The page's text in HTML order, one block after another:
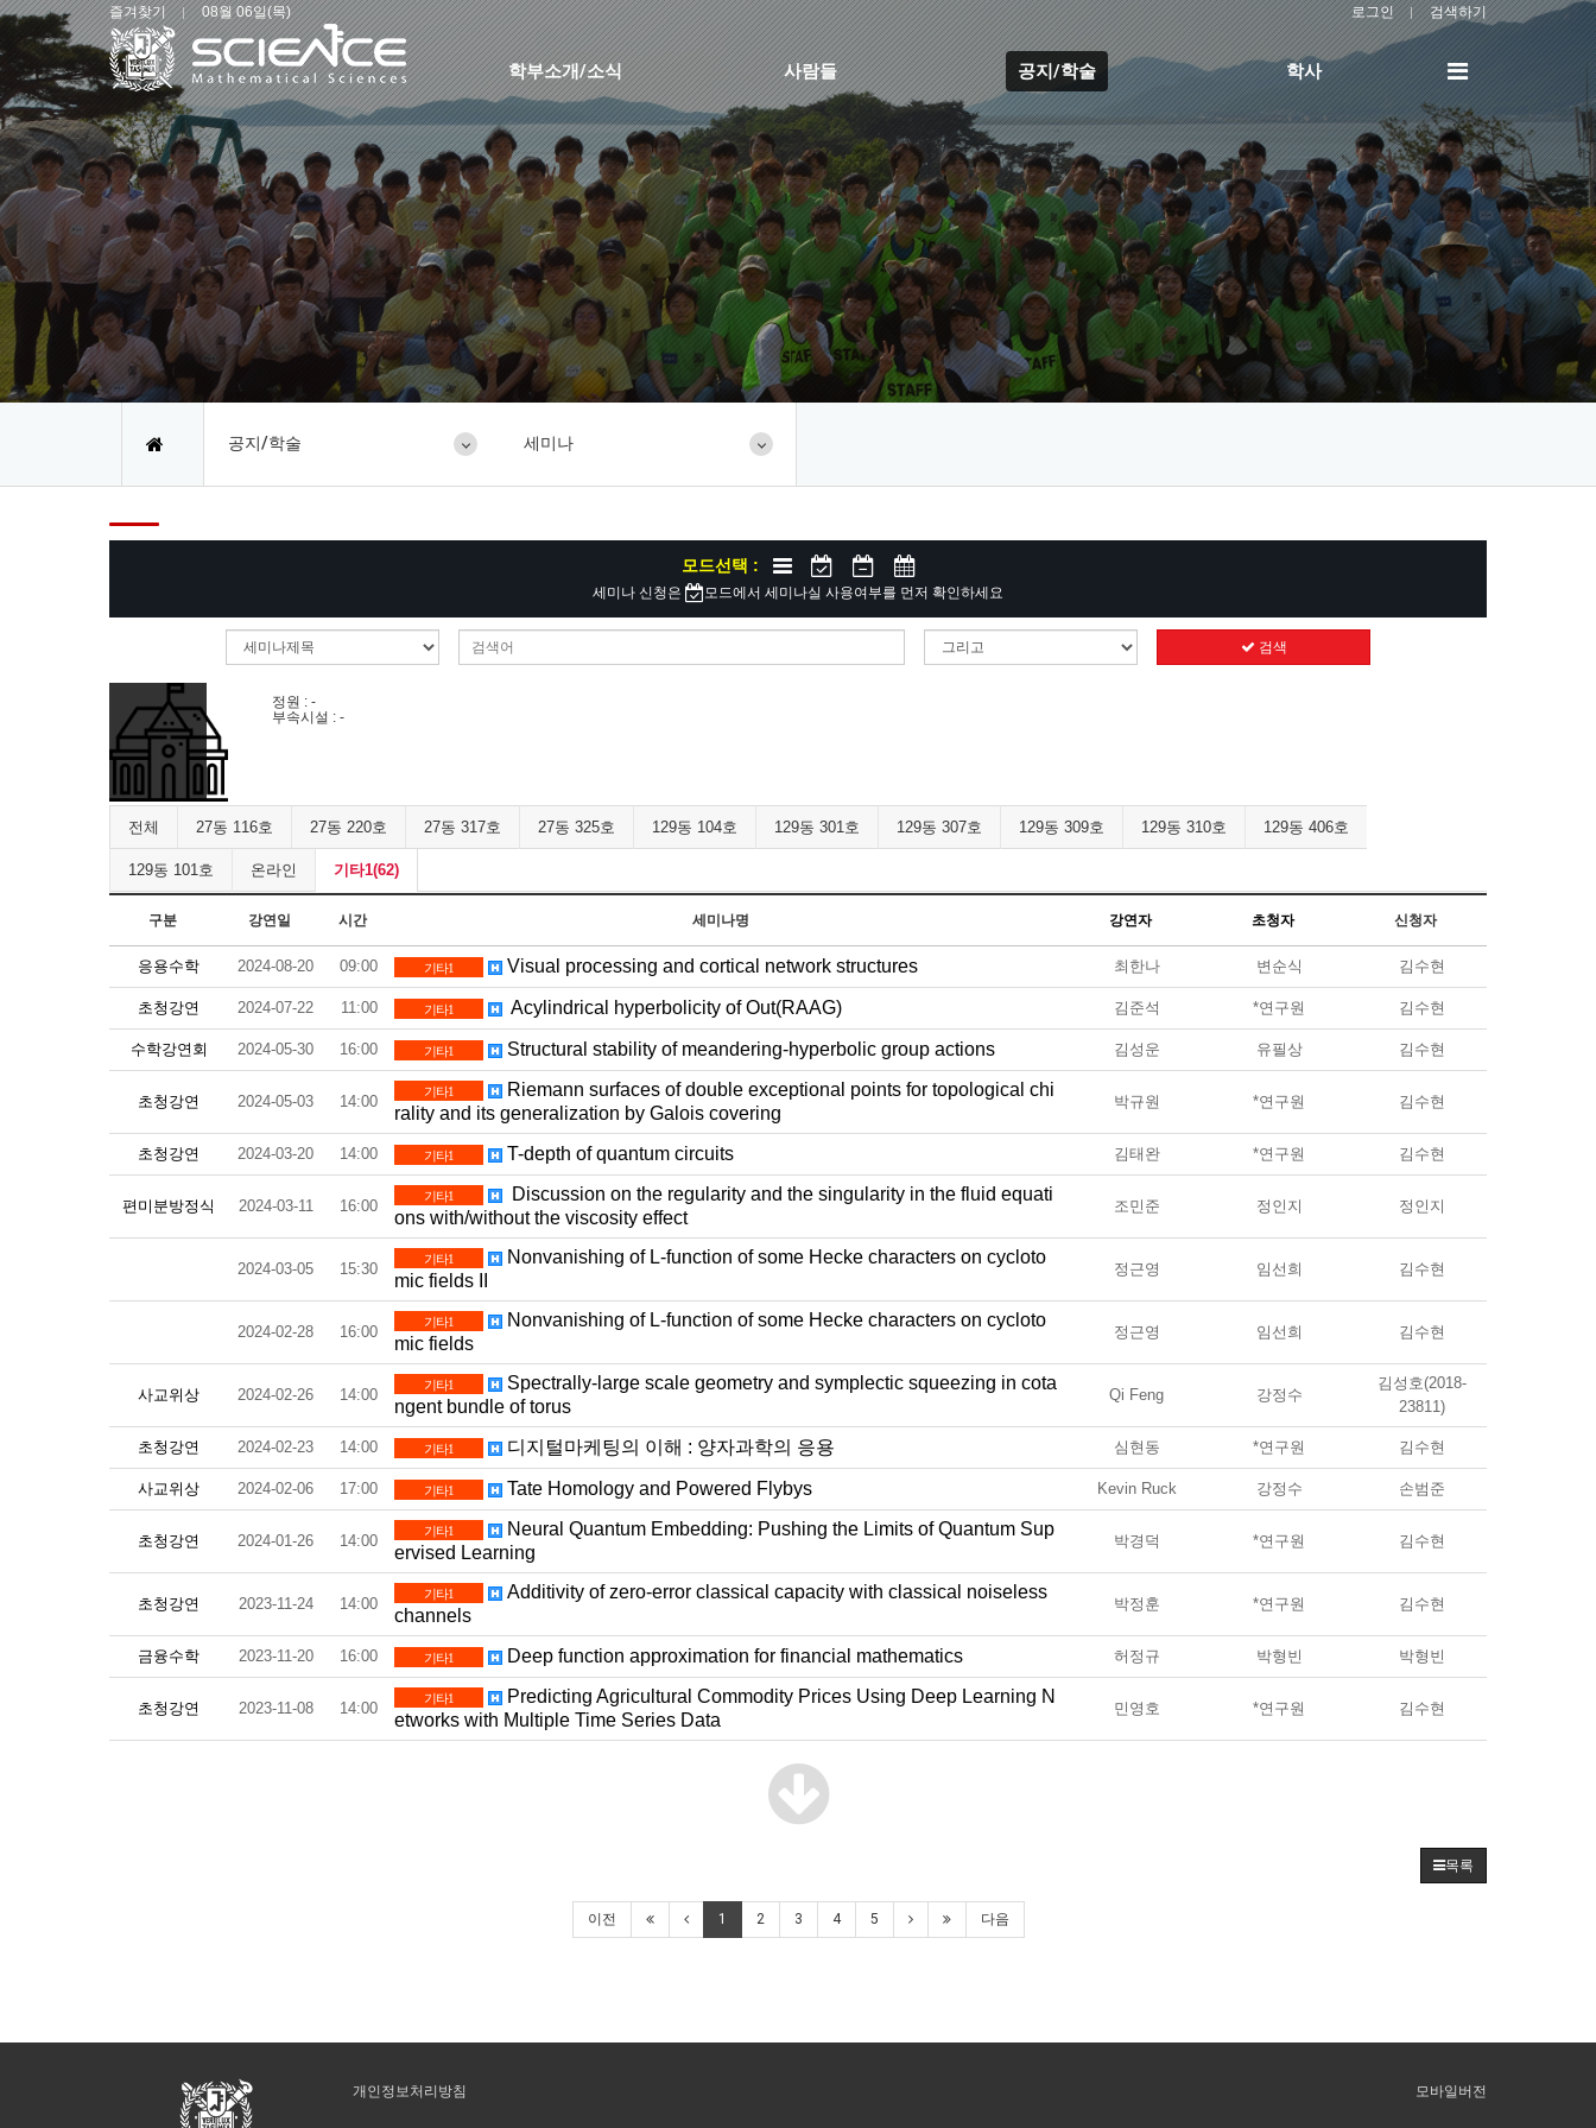
즐겨찾기 08월 06일(목) 로그인 검색하기
학부소개/소식 사람들 공지/학술 학사
전
메
뉴
공지/학술 세미나
모드선택 :
세미나 신청은 모드에서 세미나실 사용여부를 먼저 확인하세요
검색
정원 : -
부속시설 : -
전체 27동 116호 27동 220호 27동 317호 27동 325호 129동 104호 129동 301호 129동 307호 129동 309호 129동 310호 129동 406호
129동 101호 온라인 기타1(62)
구분 강연일 시간 세미나명 강연자 초청자 신청자
응용수학 2024-08-20 09:00 기타1 Visual processing and cortical network structures 최한나 변순식 김수현
초청강연 2024-07-22 11:00 기타1 Acylindrical hyperbolicity of Out(RAAG) 김준석 *연구원 김수현
수학강연회 2024-05-30 16:00 기타1 Structural stability of meandering-hyperbolic group actions 김성운 유필상 김수현
초청강연 2024-05-03 14:00
기타1
Riemann surfaces of double exceptional points for topological chi
rality and its generalization by Galois covering
박규원 *연구원 김수현
초청강연 2024-03-20 14:00 기타1 T-depth of quantum circuits 김태완 *연구원 김수현
편미분방정식 2024-03-11 16:00
기타1
Discussion on the regularity and the singularity in the fluid equati
ons with/without the viscosity effect
조민준 정인지 정인지
2024-03-05 15:30
기타1
Nonvanishing of L-function of some Hecke characters on cycloto
mic fields II
정근영 임선희 김수현
2024-02-28 16:00
기타1
Nonvanishing of L-function of some Hecke characters on cycloto
mic fields
정근영 임선희 김수현
사교위상 2024-02-26 14:00
기타1
Spectrally-large scale geometry and symplectic squeezing in cota
ngent bundle of torus
Qi Feng 강정수
김성호(2018-
23811)
초청강연 2024-02-23 14:00 기타1 디지털마케팅의 이해 : 양자과학의 응용 심현동 *연구원 김수현
사교위상 2024-02-06 17:00 기타1 Tate Homology and Powered Flybys Kevin Ruck 강정수 손범준
초청강연 2024-01-26 14:00
기타1
Neural Quantum Embedding: Pushing the Limits of Quantum Sup
ervised Learning
박경덕 *연구원 김수현
초청강연 2023-11-24 14:00
기타1
Additivity of zero-error classical capacity with classical noiseless
channels
박정훈 *연구원 김수현
금융수학 2023-11-20 16:00 기타1 Deep function approximation for financial mathematics 허정규 박형빈 박형빈
초청강연 2023-11-08 14:00
기타1
Predicting Agricultural Commodity Prices Using Deep Learning N
etworks with Multiple Time Series Data
민영호 *연구원 김수현
목록
이전 1 2 3 4 5 다음
개인정보처리방침 모바일버전